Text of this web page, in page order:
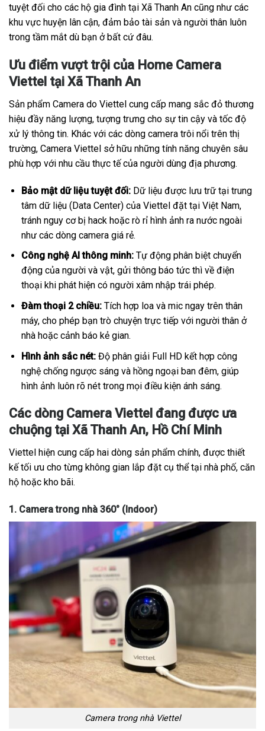
tuyệt đối cho các hộ gia đình tại Xã Thanh An cũng như các
khu vực huyện lân cận, đảm bảo tài sản và người thân luôn
trong tầm mắt dù bạn ở bất cứ đâu.
Ưu điểm vượt trội của Home Camera
Viettel tại Xã Thanh An
Sản phẩm Camera do Viettel cung cấp mang sắc đỏ thương
hiệu đầy năng lượng, tượng trưng cho sự tin cậy và tốc độ
xử lý thông tin. Khác với các dòng camera trôi nổi trên thị
trường, Camera Viettel sở hữu những tính năng chuyên sâu
phù hợp với nhu cầu thực tế của người dùng địa phương.
Bảo mật dữ liệu tuyệt đối:Dữ liệu được lưu trữ tại trung
tâm dữ liệu (Data Center) của Viettel đặt tại Việt Nam,
tránh nguy cơ bị hack hoặc rò rỉ hình ảnh ra nước ngoài
như các dòng camera giá rẻ.
Công nghệ AI thông minh:Tự động phân biệt chuyển
động của người và vật, gửi thông báo tức thì về điện
thoại khi phát hiện có người xâm nhập trái phép.
Đàm thoại 2 chiều:Tích hợp loa và mic ngay trên thân
máy, cho phép bạn trò chuyện trực tiếp với người thân ở
nhà hoặc cảnh báo kẻ gian.
Hình ảnh sắc nét:Độ phân giải Full HD kết hợp công
nghệ chống ngược sáng và hồng ngoại ban đêm, giúp
hình ảnh luôn rõ nét trong mọi điều kiện ánh sáng.
Các dòng Camera Viettel đang được ưa
chuộng tại Xã Thanh An, Hồ Chí Minh
Viettel hiện cung cấp hai dòng sản phẩm chính, được thiết
kế tối ưu cho từng không gian lắp đặt cụ thể tại nhà phố, căn
hộ hoặc kho bãi.
1. Camera trong nhà 360° (Indoor)
Camera trong nhà Viettel